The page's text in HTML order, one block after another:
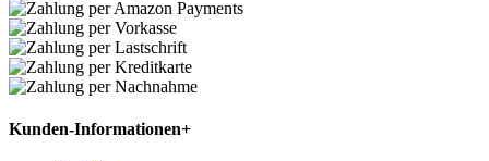
Kunden-Informationen+